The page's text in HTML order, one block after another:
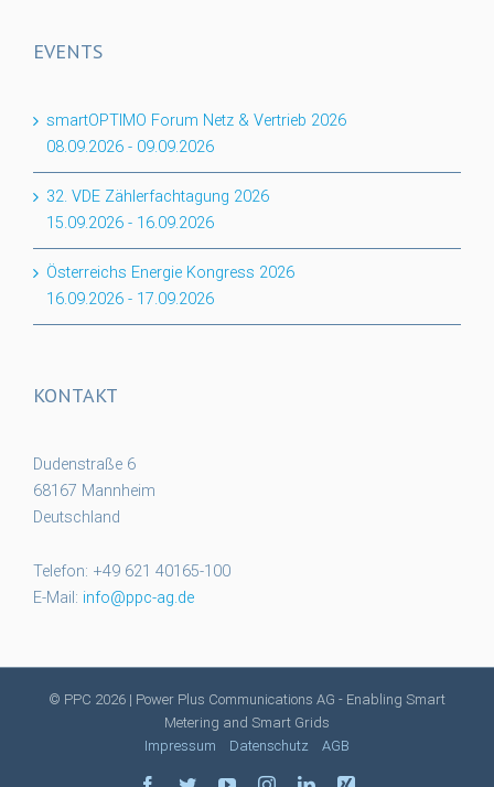
EVENTS
smartOPTIMO Forum Netz & Vertrieb 2026
08.09.2026 - 09.09.2026
32. VDE Zählerfachtagung 2026
15.09.2026 - 16.09.2026
Österreichs Energie Kongress 2026
16.09.2026 - 17.09.2026
KONTAKT
Dudenstraße 6
68167 Mannheim
Deutschland
Telefon: +49 621 40165-100
E-Mail: info@ppc-ag.de
© PPC 2026 | Power Plus Communications AG - Enabling Smart
Metering and Smart Grids
Impressum
Datenschutz AGB